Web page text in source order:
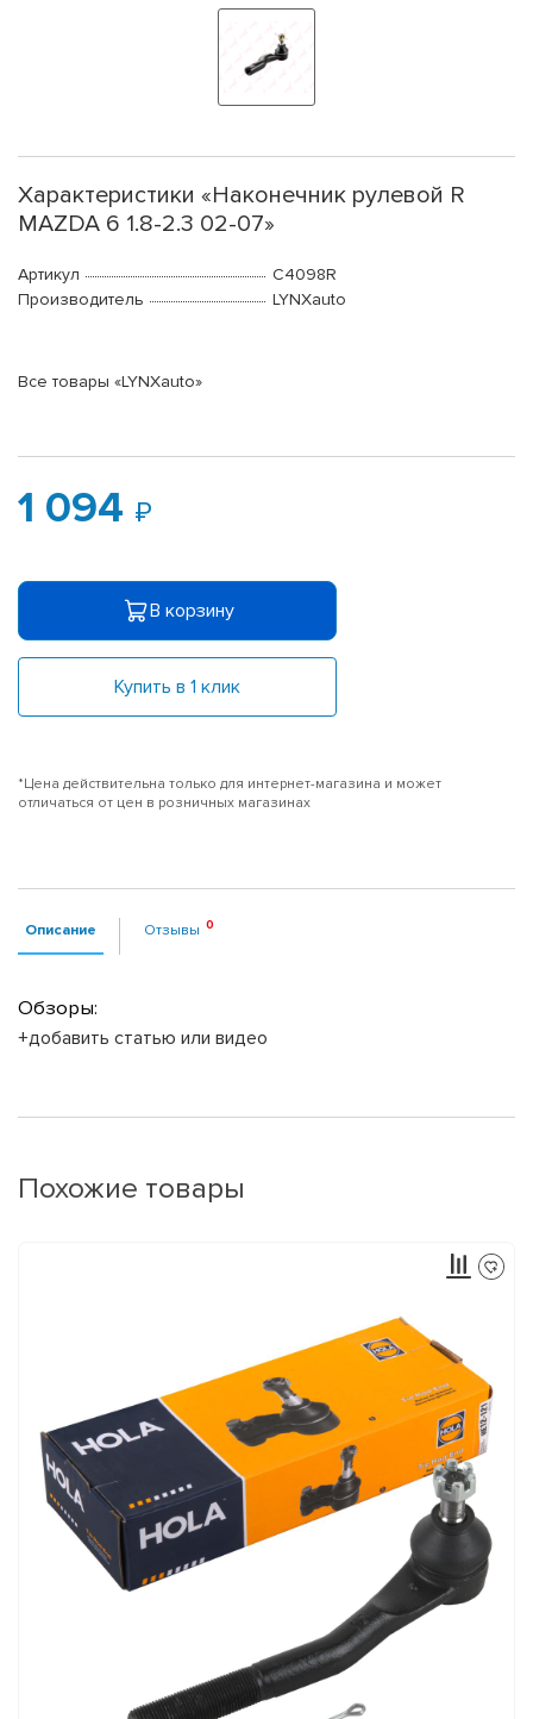
Характеристики «Наконечник рулевой R
MAZDA 6 1.8-2.3 02-07»
Артикул
C4098R
Производитель
LYNXauto
Все товары «LYNXauto»
1 094
В корзину
Купить в 1 клик
*Цена действительна только для интернет-магазина и может
отличаться от цен в розничных магазинах
Описание Отзывы
Обзоры:
+добавить статью или видео
Похожие товары